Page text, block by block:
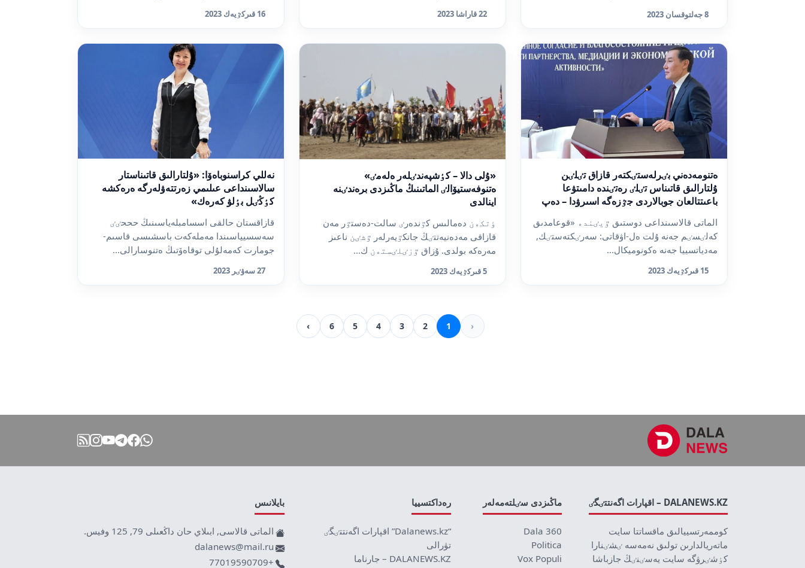
8 جەلتوقسان 2023 22 قاراشا 2023 16 قىركٷيەك 2023
ەتنومەدەني بٸرلەستٸكتەر قازاق تٸلٸن
ۇلتارالىق قاتىناس تٸلٸ رەتٸندە دامىتۋعا
باعىتتالعان جوبالاردى جٷزەگە اسىرۋدا – دەپ
الماتى قالاسىنداعى دوستىق ٷيٸندە «قوعامدىق
كەلٸسٸم جەنە ۇلت ەل-اۋقاتى: سەرٸكتەستٸك,
مەدياتسييا جەنە ەكونوميكال...
15 قىركٷيەك 2023
«ۇلى دالا – كٶشپەندٸلەر ەلەمٸ»
ەتنوفەستيۆالٸ الماتىنىڭ ماڭىزدى برەندٸنە
اينالدى
ٶتكەن دەمالىس كٷندەرٸ سالت-دەستٷر مەن
قازاقى مەدەنيەتتٸڭ جانكٷيەرلەر ٷشٸن ناعىز
مەرەكە بولدى. ۇزاق ٷزٸلٸستەن ك...
5 قىركٷيەك 2023
نەللي كراسنوباەۆا: «ۇلتارالىق قاتىناستار
سالاسىنداعى عىلىمي زەرتتەۋلەرگە ەرەكشە
كٶڭٸل بٶلۋ كەرەك»
قازاقستان حالقى اسسامبلەياسىنىڭ حححٸٸ
سەسسيياسىندا مەملەكەت باسشىسى قاسىم-
جومارت كەمەلۇلى توقاەۆتىڭ ەتنوسارالى...
27 سەۋٸر 2023
‹
1
2
3
4
5
6
›
DALANEWS.KZ – اقپارات اگەنتتٸگٸ
كوممەرتسييالىق ماقساتتا سايت
ماتەريالدارىن تولىق نەمەسە ٸشٸنارا
كٶشٸرۋگە سايت يەسٸنٸڭ جازباشا
ماڭىزدى سٸلتەمەلەر
Dala 360
Politica
Vox Populi
رەداكتسييا
“Dalanews.kz” اقپارات اگەنتتٸگٸ
تۋرالى
DALANEWS.KZ – جارناما
بايلانىس
الماتى قالاسى, ابىلاي حان داڭعىلى 79, 125 وفيس.
dalanews@mail.ru
+77019590709